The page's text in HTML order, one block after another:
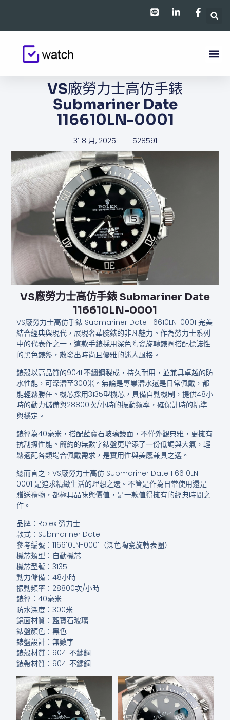
VS廠勞力士高仿手錶
Submariner Date
116610LN-0001
31 8 月, 2025 528591
VS廠勞力士高仿手錶 Submariner Date
116610LN-0001
VS廠勞力士高仿手錶 Submariner Date 116610LN-0001 完美
結合經典與現代，展現奢華腕錶的非凡魅力。作為勞力士系列
中的代表作之一，這款手錶採用深色陶瓷旋轉錶圈搭配標誌性
的黑色錶盤，散發出時尚且優雅的迷人風格。
錶殼以高品質的904L不鏽鋼製成，持久耐用，並兼具卓越的防
水性能，可深潛至300米。無論是專業潛水還是日常佩戴，都
能輕鬆勝任。機芯採用3135型機芯，具備自動機制，提供48小
時的動力儲備與28800次/小時的振動頻率，確保計時的精準
與穩定。
錶徑為40毫米，搭配藍寶石玻璃鏡面，不僅外觀典雅，更擁有
抗刮擦性能。簡約的無數字錶盤更增添了一份低調與大氣，輕
鬆適配各類場合佩戴需求，是實用性與美感兼具之選。
總而言之，VS廠勞力士高仿 Submariner Date 116610LN-
0001 是追求精緻生活的理想之選。不管是作為日常使用還是
贈送禮物，都極具品味與價值，是一款值得擁有的經典時間之
作。
品牌：Rolex 勞力士
款式：Submariner Date
參考編號：116610LN-0001（深色陶瓷旋轉表圈）
機芯類型：自動機芯
機芯型號：3135
動力儲備：48小時
振動頻率：28800次/小時
錶徑：40毫米
防水深度：300米
鏡面材質：藍寶石玻璃
錶盤顏色：黑色
錶盤設計：無數字
錶殼材質：904L不鏽鋼
錶帶材質：904L不鏽鋼